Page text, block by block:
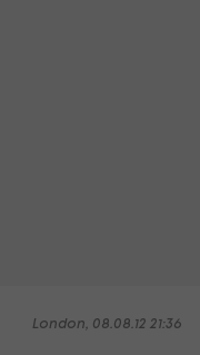
London, 08.08.12 21:36